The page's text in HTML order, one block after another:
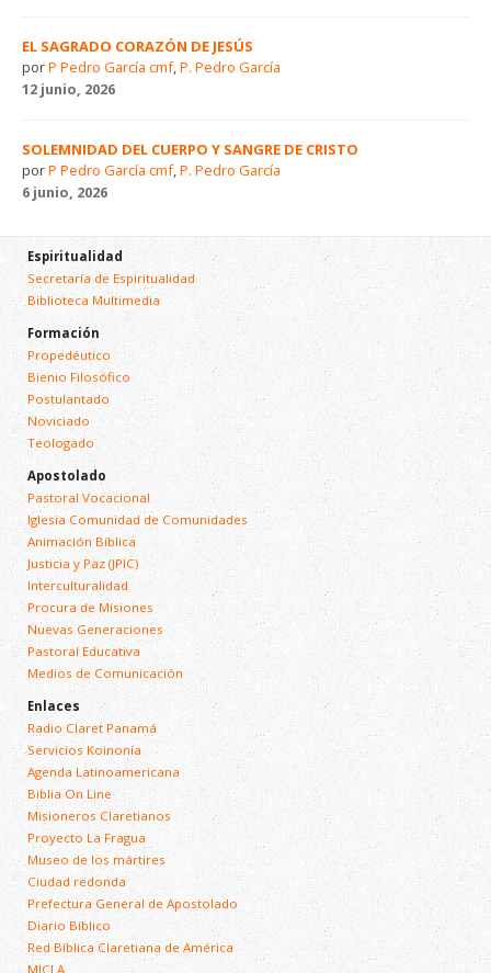
EL SAGRADO CORAZÓN DE JESÚS
porP Pedro García cmf, P. Pedro García
12 junio, 2026
SOLEMNIDAD DEL CUERPO Y SANGRE DE CRISTO
porP Pedro García cmf, P. Pedro García
6 junio, 2026
Espiritualidad
Secretaría de Espiritualidad
Biblioteca Multimedia
Formación
Propedéutico
Bienio Filosófico
Postulantado
Noviciado
Teologado
Apostolado
Pastoral Vocacional
Iglesia Comunidad de Comunidades
Animación Bíblica
Justicia y Paz (JPIC)
Interculturalidad
Procura de Misiones
Nuevas Generaciones
Pastoral Educativa
Medios de Comunicación
Enlaces
Radio Claret Panamá
Servicios Koinonía
Agenda Latinoamericana
Biblia On Line
Misioneros Claretianos
Proyecto La Fragua
Museo de los mártires
Ciudad redonda
Prefectura General de Apostolado
Diario Bíblico
Red Bíblica Claretiana de América
MICLA